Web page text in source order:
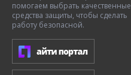
помогаем выбрать качественные
средства защиты, чтобы сделать
работу безопасной.